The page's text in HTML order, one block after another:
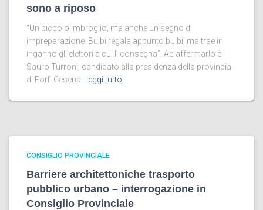
sono a riposo
“Un piccolo imbroglio, ma anche un segno di
impreparazione: Bulbi regala appunto bulbi, ma trae in
inganno gli elettori a cui li consegna”. Ad affermarlo è
Sauro Turroni, candidato alla presidenza della provincia
di Forlì-Cesena
Leggi tutto
CONSIGLIO PROVINCIALE
Barriere architettoniche trasporto
pubblico urbano – interrogazione in
Consiglio Provinciale